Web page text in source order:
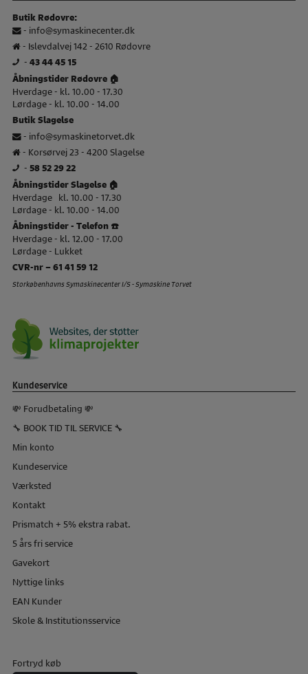
Butik Rødovre:
- info@symaskinecenter.dk
- Islevdalvej 142 - 2610 Rødovre
- 43 44 45 15
Åbningstider Rødovre 🏠
Hverdage - kl. 10.00 - 17.30
Lørdage - kl. 10.00 - 14.00
Butik Slagelse
- info@symaskinetorvet.dk
- Korsørvej 23 - 4200 Slagelse
- 58 52 29 22
Åbningstider Slagelse 🏠
Hverdage kl. 10.00 - 17.30
Lørdage - kl. 10.00 - 14.00
Åbningstider - Telefon ☎️
Hverdage - kl. 12.00 - 17.00
Lørdage - Lukket
CVR-nr – 61 41 59 12
Storkøbenhavns Symaskinecenter I/S - Symaskine Torvet
Kundeservice
💸 Forudbetaling 💸
🔧 BOOK TID TIL SERVICE 🔧
Min konto
Kundeservice
Værksted
Kontakt
Prismatch + 5% ekstra rabat.
5 års fri service
Gavekort
Nyttige links
EAN Kunder
Skole & Institutionsservice
Fortryd køb